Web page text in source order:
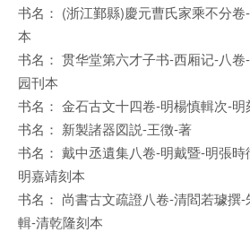
书名： (浙江鄞縣)慶元曹氏家乘不分
本
书名： 贯华堂第六才子书-西厢记-八
园刊本
书名： 金石古文十四卷-明楊慎輯次-明
书名： 新製諸器図説-王徴-著
书名： 戴中丞遺集八卷-明戴暨-明張
明嘉靖刻本
书名： 尚書古文疏證八卷-清閻若璩撰
輯-清乾隆刻本